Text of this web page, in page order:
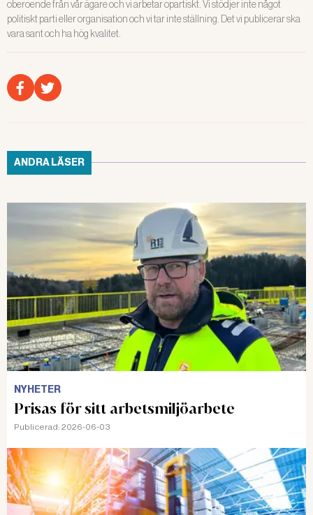
oberoende från vår ägare och vi arbetar opartiskt. Vi stödjer inte något
politiskt parti eller organisation och vi tar inte ställning. Det vi publicerar ska
vara sant och ha hög kvalitet.
ANDRA LÄSER
NYHETER
Prisas för sitt arbetsmiljöarbete
Publicerad: 2026-06-03